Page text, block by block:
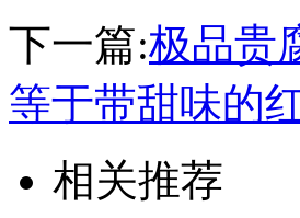
下一篇:极品贵
等于带甜味的
相关推荐